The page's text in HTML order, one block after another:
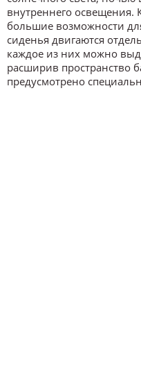
внутреннего освещения.
большие возможности
сиденья двигаются
каждое из них можно
расширив пространство
предусмотрено